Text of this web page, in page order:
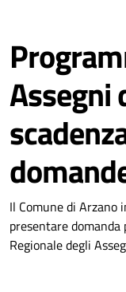
Assegni
Il Comune di Arzano
presentare
Regionale degli